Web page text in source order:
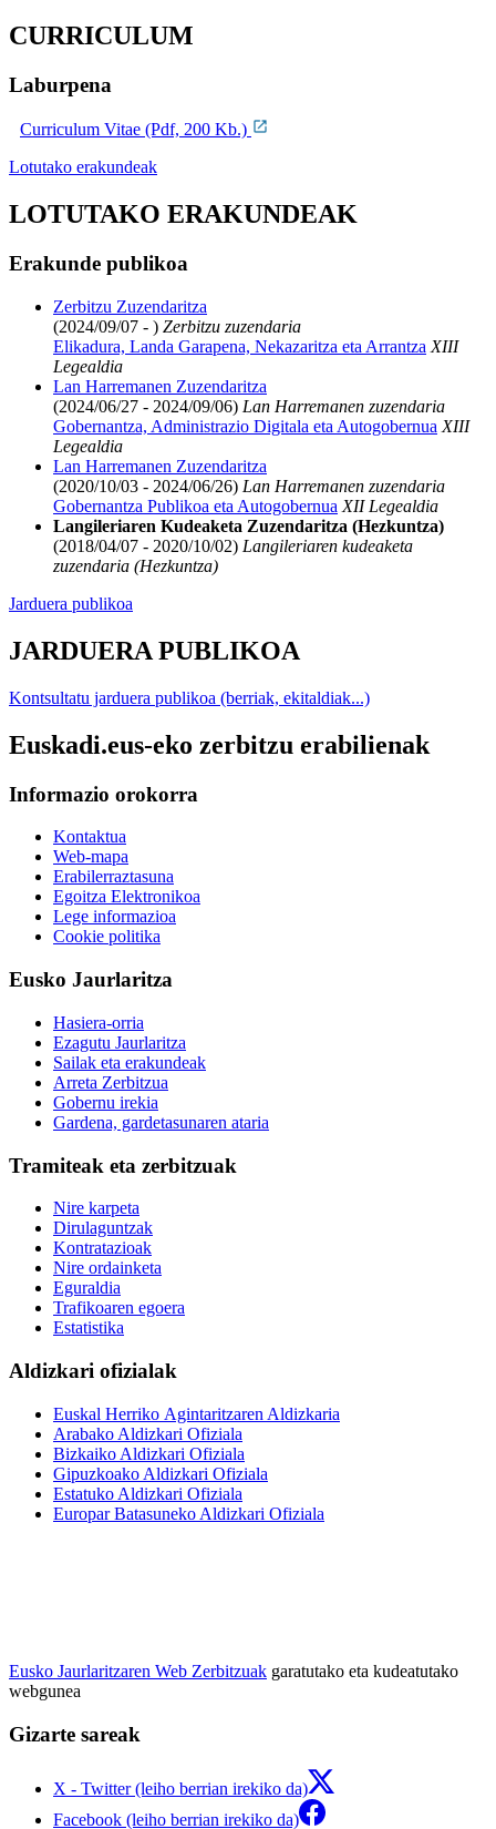
CURRICULUM
Laburpena
Curriculum Vitae (Pdf, 200 Kb.)
Lotutako erakundeak
LOTUTAKO ERAKUNDEAK
Erakunde publikoa
Zerbitzu Zuzendaritza
(2024/09/07 - ) Zerbitzu zuzendaria
Elikadura, Landa Garapena, Nekazaritza eta Arrantza XIII
Legealdia
Lan Harremanen Zuzendaritza
(2024/06/27 - 2024/09/06) Lan Harremanen zuzendaria
Gobernantza, Administrazio Digitala eta Autogobernua XIII
Legealdia
Lan Harremanen Zuzendaritza
(2020/10/03 - 2024/06/26) Lan Harremanen zuzendaria
Gobernantza Publikoa eta Autogobernua XII Legealdia
Langileriaren Kudeaketa Zuzendaritza (Hezkuntza)
(2018/04/07 - 2020/10/02) Langileriaren kudeaketa
zuzendaria (Hezkuntza)
Jarduera publikoa
JARDUERA PUBLIKOA
Kontsultatu jarduera publikoa (berriak, ekitaldiak...)
Euskadi.eus-eko zerbitzu erabilienak
Informazio orokorra
Kontaktua
Web-mapa
Erabilerraztasuna
Egoitza Elektronikoa
Lege informazioa
Cookie politika
Eusko Jaurlaritza
Hasiera-orria
Ezagutu Jaurlaritza
Sailak eta erakundeak
Arreta Zerbitzua
Gobernu irekia
Gardena, gardetasunaren ataria
Tramiteak eta zerbitzuak
Nire karpeta
Dirulaguntzak
Kontratazioak
Nire ordainketa
Eguraldia
Trafikoaren egoera
Estatistika
Aldizkari ofizialak
Euskal Herriko Agintaritzaren Aldizkaria
Arabako Aldizkari Ofiziala
Bizkaiko Aldizkari Ofiziala
Gipuzkoako Aldizkari Ofiziala
Estatuko Aldizkari Ofiziala
Europar Batasuneko Aldizkari Ofiziala
Eusko Jaurlaritzaren Web Zerbitzuak garatutako eta kudeatutako
webgunea
Gizarte sareak
X - Twitter (leiho berrian irekiko da)
Facebook (leiho berrian irekiko da)